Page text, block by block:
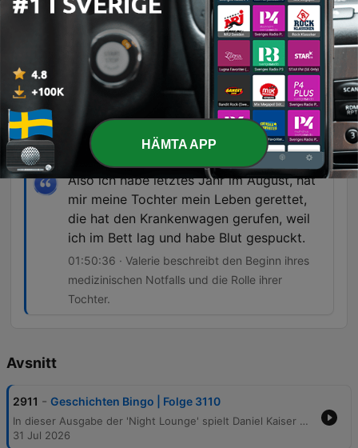
Und das sah erst so aus wie so eine
Nebelfront, die quasi in der Mitte vom
Himmel fliegt. Und das waren dann weiße
Lichter. Und dann sind diese Lichter auf
einmal rot, grün geworden.
01:43:30 · Ein Anrufer beschreibt die visuelle
Erscheinung der Polarlichter, die er in seinem
Garten beobachtet hat.
Also ich habe letztes Jahr im August, hat
mir meine Tochter mein Leben gerettet,
die hat den Krankenwagen gerufen, weil
ich im Bett lag und habe Blut gespuckt.
01:50:36 · Valerie beschreibt den Beginn ihres
medizinischen Notfalls und die Rolle ihrer
Tochter.
Avsnitt
2911 - Geschichten Bingo | Folge 3110
In dieser Ausgabe der 'Night Lounge' spielt Daniel Kaiser eine Runde Geschichten-Bingo, bei der die Moderatoren und Hörer sehr unterschiedliche Erlebnisse teilen. Von unangenehmen Reiseerinnerungen in Nachtzügen und Paris über das Reiten auf Kamelen bis hin zu emotionalen Rückblicken auf Heißluftballonfahrten und traumatische Kindheitsmomente ist alles dabei. Zudem werden ernste Themen wie die schmerzhafte Entfernung von Tattoos, Warnungen vor KI-Betrug bei Tätowierern sowie bewegende Berichte über medizinische Notfälle und den Kampf gegen das Magenkarzinom besprochen. Die Folge endet mit persönlichen Einblicken in die Haltung von Kornnattern und dem Beobachten von Polarlichtern in Ostfriesland.
31 Jul 2026
HÄMTA APP